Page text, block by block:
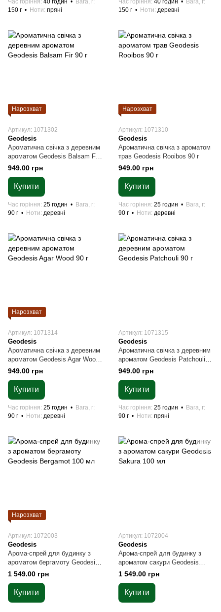
Час горіння 40 годин
Вага, г
150 г
Ноти пряні
Час горіння 40 годин
Вага, г
150 г
Ноти деревні
Нарозхват
Артикул: 1071302
Geodesis
Ароматична свічка з деревним
ароматом Geodesis Balsam Fir
90 г
949.00 грн
Купити
Час горіння 25 годин
Вага, г
90 г
Ноти деревні
Нарозхват
Артикул: 1071310
Geodesis
Ароматична свічка з ароматом
трав Geodesis Rooibos 90 г
949.00 грн
Купити
Час горіння 25 годин
Вага, г
90 г
Ноти деревні
Нарозхват
Артикул: 1071314
Geodesis
Ароматична свічка з деревним
ароматом Geodesis Agar Wood
90 г
949.00 грн
Купити
Час горіння 25 годин
Вага, г
90 г
Ноти деревні
Артикул: 1071315
Geodesis
Ароматична свічка з деревним
ароматом Geodesis Patchouli
90 г
949.00 грн
Купити
Час горіння 25 годин
Вага, г
90 г
Ноти пряні
Нарозхват
Артикул: 1072003
Geodesis
Арома-спрей для будинку з
ароматом бергамоту Geodesis
Bergamot 100 мл
1 549.00 грн
Купити
Артикул: 1072004
Geodesis
Арома-спрей для будинку з
ароматом сакури Geodesis
Sakura 100 мл
1 549.00 грн
Купити